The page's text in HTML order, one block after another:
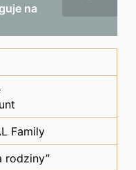
na
Family
rodziny”